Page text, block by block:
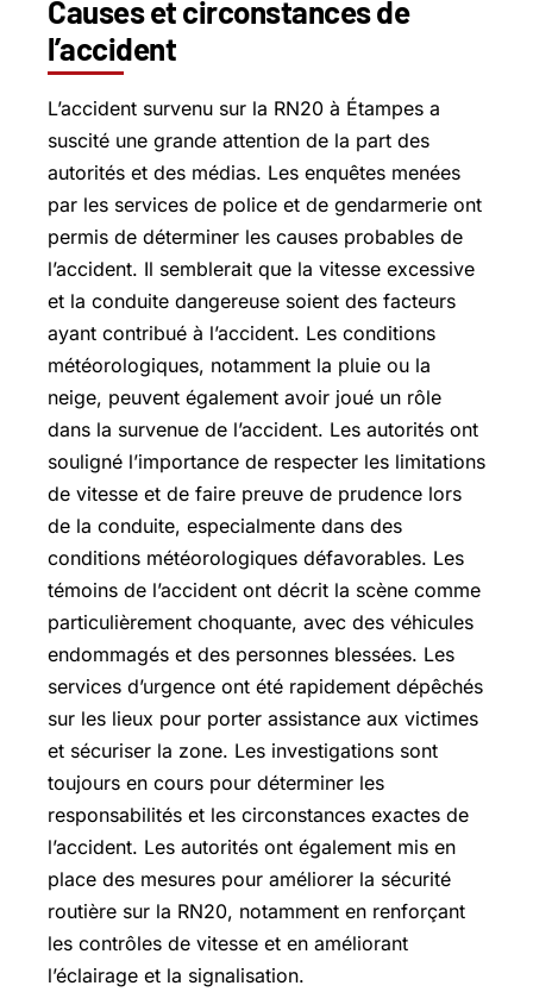
Causes et circonstances de
l’accident
L’accident survenu sur la RN20 à Étampes a
suscité une grande attention de la part des
autorités et des médias. Les enquêtes menées
par les services de police et de gendarmerie ont
permis de déterminer les causes probables de
l’accident. Il semblerait que la vitesse excessive
et la conduite dangereuse soient des facteurs
ayant contribué à l’accident. Les conditions
météorologiques, notamment la pluie ou la
neige, peuvent également avoir joué un rôle
dans la survenue de l’accident. Les autorités ont
souligné l’importance de respecter les limitations
de vitesse et de faire preuve de prudence lors
de la conduite, especialmente dans des
conditions météorologiques défavorables. Les
témoins de l’accident ont décrit la scène comme
particulièrement choquante, avec des véhicules
endommagés et des personnes blessées. Les
services d’urgence ont été rapidement dépêchés
sur les lieux pour porter assistance aux victimes
et sécuriser la zone. Les investigations sont
toujours en cours pour déterminer les
responsabilités et les circonstances exactes de
l’accident. Les autorités ont également mis en
place des mesures pour améliorer la sécurité
routière sur la RN20, notamment en renforçant
les contrôles de vitesse et en améliorant
l’éclairage et la signalisation.